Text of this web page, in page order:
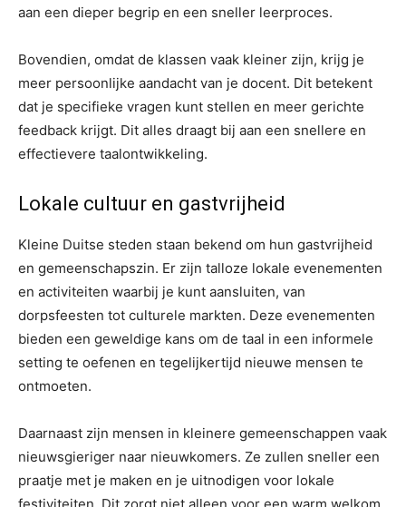
aan een dieper begrip en een sneller leerproces.
Bovendien, omdat de klassen vaak kleiner zijn, krijg je
meer persoonlijke aandacht van je docent. Dit betekent
dat je specifieke vragen kunt stellen en meer gerichte
feedback krijgt. Dit alles draagt bij aan een snellere en
effectievere taalontwikkeling.
Lokale cultuur en gastvrijheid
Kleine Duitse steden staan bekend om hun gastvrijheid
en gemeenschapszin. Er zijn talloze lokale evenementen
en activiteiten waarbij je kunt aansluiten, van
dorpsfeesten tot culturele markten. Deze evenementen
bieden een geweldige kans om de taal in een informele
setting te oefenen en tegelijkertijd nieuwe mensen te
ontmoeten.
Daarnaast zijn mensen in kleinere gemeenschappen vaak
nieuwsgieriger naar nieuwkomers. Ze zullen sneller een
praatje met je maken en je uitnodigen voor lokale